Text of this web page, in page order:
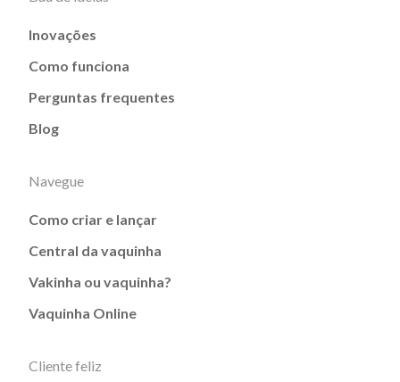
Inovações
Como funciona
Perguntas frequentes
Blog
Navegue
Como criar e lançar
Central da vaquinha
Vakinha ou vaquinha?
Vaquinha Online
Cliente feliz